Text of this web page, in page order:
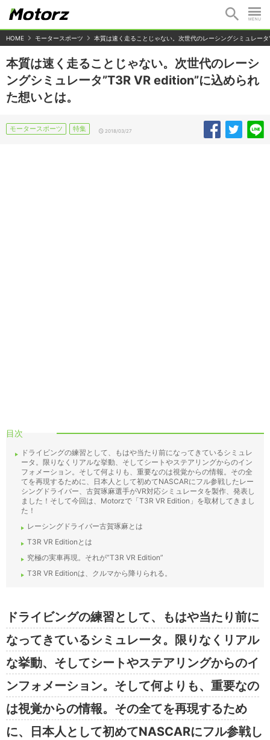
HOME モータースポーツ 本質は速く走ることじゃない。次世代のレーシングシミュレー
本質は速く走ることじゃない。次世代のレーシ
ングシミュレータ”T3R VR edition”に込められ
た想いとは。
モータースポーツ 特集 2018/03/27
目次
ドライビングの練習として、もはや当たり前になってきているシミュレ
ータ。限りなくリアルな挙動、そしてシートやステアリングからのイン
フォメーション。そして何よりも、重要なのは視覚からの情報。その全
てを再現するために、日本人として初めてNASCARにフル参戦したレー
シングドライバー、古賀琢麻選手がVR対応シミュレータを製作、発表し
ました！そして今回は、Motorzで「T3R VR Edition」を取材してきまし
た！
レーシングドライバー古賀琢麻とは
T3R VR Editionとは
究極の実車再現。それが”T3R VR Edition”
T3R VR Editionは、クルマから降りられる。
ドライビングの練習として、もはや当たり前に
なってきているシミュレータ。限りなくリアル
な挙動、そしてシートやステアリングからのイ
ンフォメーション。そして何よりも、重要なの
は視覚からの情報。その全てを再現するため
に、日本人として初めてNASCARにフル参戦し